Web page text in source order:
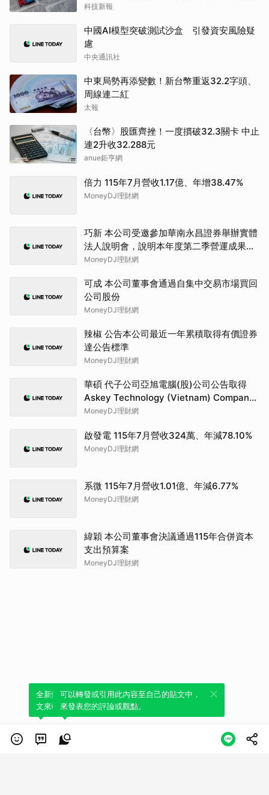
路
科技新報
中國AI模型突破測試沙盒 引發資安風險疑
慮
中央通訊社
中東局勢再添變數！新台幣重返32.2字頭、
周線連二紅
太報
〈台幣〉股匯齊挫！一度摜破32.3關卡 中止
連2升收32.288元
anue鉅亨網
倍力 115年7月營收1.17億、年增38.47%
MoneyDJ理財網
巧新 本公司受邀參加華南永昌證券舉辦實體
法人說明會，說明本年度第二季營運成果及
展望。
MoneyDJ理財網
可成 本公司董事會通過自集中交易市場買回
公司股份
MoneyDJ理財網
辣椒 公告本公司最近一年累積取得有價證券
達公告標準
MoneyDJ理財網
華碩 代子公司亞旭電腦(股)公司公告取得
Askey Technology (Vietnam) Company
Limited股權之相關資料
MoneyDJ理財網
啟發電 115年7月營收324萬、年減78.10%
MoneyDJ理財網
系微 115年7月營收1.01億、年減6.77%
MoneyDJ理財網
緯穎 本公司董事會決議通過115年合併資本
支出預算案
MoneyDJ理財網
全新體驗！一鍵引用此內容，透過發布貼
文來輕鬆表達個人立場。
可以轉發或引用此內容至自己的貼文中，
來發表您的評論或觀點。